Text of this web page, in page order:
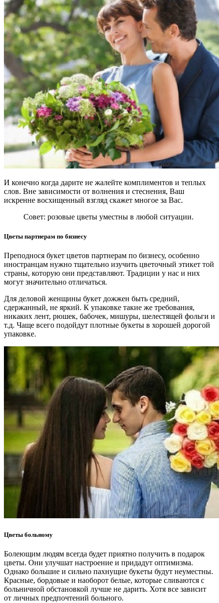
И конечно когда дарите не жалейте комплиментов и теплых
слов. Вне зависимости от волнения и стеснения, Ваш
искренне восхищенный взгляд скажет многое за Вас.
Совет: розовые цветы уместны в любой ситуации.
Цветы партнерам по бизнесу
Преподнося букет цветов партнерам по бизнесу, особенно
иностранцам нужно тщательно изучить цветочный этикет той
страны, которую они представляют. Традиции у нас и них
могут значительно отличаться.
Для деловой женщины букет дожжен быть средний,
сдержанный, не яркий. К упаковке такие же требования,
никаких лент, рюшек, бабочек, мишуры, шелестящей фольги и
т.д. Чаще всего подойдут плотные букеты в хорошей дорогой
упаковке.
Цветы больному
Болеющим людям всегда будет приятно получить в подарок
цветы. Они улучшат настроение и придадут оптимизма.
Однако большие и сильно пахнущие букеты будут неуместны.
Красные, бордовые и наоборот белые, которые сливаются с
больничной обстановкой лучше не дарить. Хотя все зависит
от личных предпочтений больного.